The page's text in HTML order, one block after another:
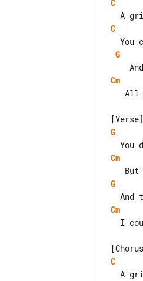
C
C
G
Cm
G
Cm
G
Cm
C